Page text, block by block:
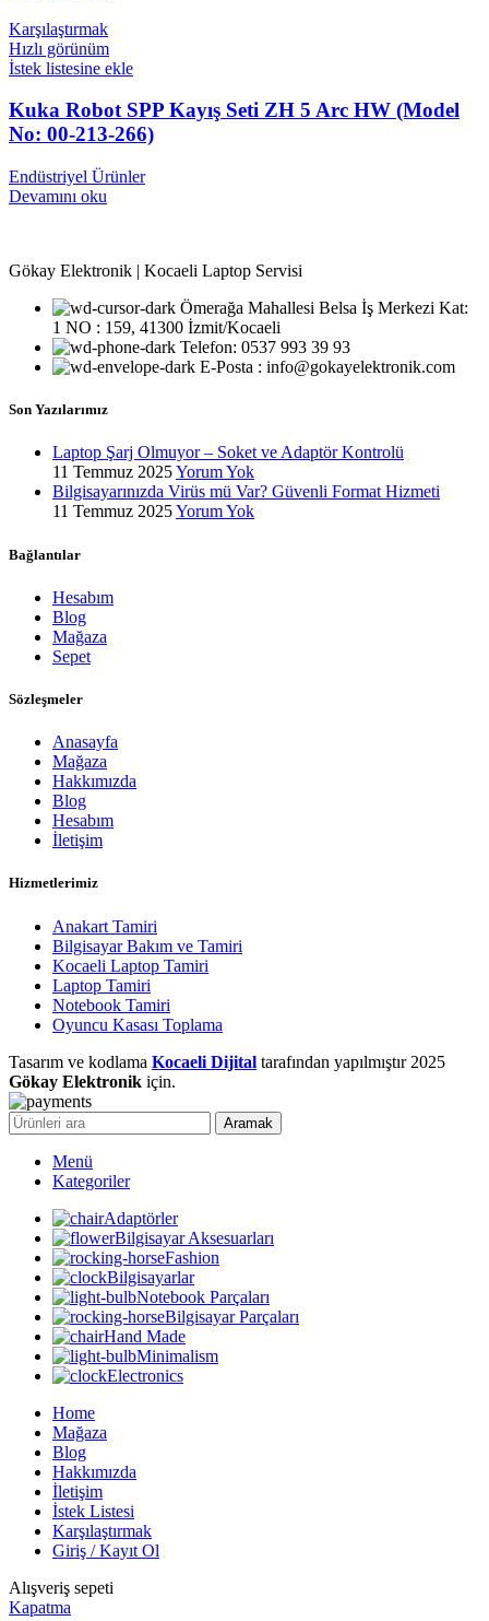
Karşılaştırmak
Hızlı görünüm
İstek listesine ekle
Kuka Robot SPP Kayış Seti ZH 5 Arc HW (Model
No: 00-213-266)
Endüstriyel Ürünler
Devamını oku
Gökay Elektronik | Kocaeli Laptop Servisi
Ömerağa Mahallesi Belsa İş Merkezi Kat:
1 NO : 159, 41300 İzmit/Kocaeli
Telefon: 0537 993 39 93
E-Posta : info@gokayelektronik.com
Son Yazılarımız
Laptop Şarj Olmuyor – Soket ve Adaptör Kontrolü
11 Temmuz 2025Yorum Yok
Bilgisayarınızda Virüs mü Var? Güvenli Format Hizmeti
11 Temmuz 2025Yorum Yok
Bağlantılar
Hesabım
Blog
Mağaza
Sepet
Sözleşmeler
Anasayfa
Mağaza
Hakkımızda
Blog
Hesabım
İletişim
Hizmetlerimiz
Anakart Tamiri
Bilgisayar Bakım ve Tamiri
Kocaeli Laptop Tamiri
Laptop Tamiri
Notebook Tamiri
Oyuncu Kasası Toplama
Tasarım ve kodlama Kocaeli Dijital tarafından yapılmıştır 2025
Gökay Elektronik için.
Aramak
Menü
Kategoriler
Adaptörler
Bilgisayar Aksesuarları
Fashion
Bilgisayarlar
Notebook Parçaları
Bilgisayar Parçaları
Hand Made
Minimalism
Electronics
Home
Mağaza
Blog
Hakkımızda
İletişim
İstek Listesi
Karşılaştırmak
Giriş / Kayıt Ol
Alışveriş sepeti
Kapatma